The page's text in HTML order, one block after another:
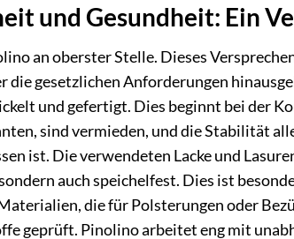
und Gesundheit: Ein
an oberster Stelle. Dieses
gesetzlichen Anforderungen
und gefertigt. Dies beginnt bei der
sind vermieden, und die Stabilität
ist. Die verwendeten Lacke und
auch speichelfest. Dies ist
die für Polsterungen oder
geprüft. Pinolino arbeitet eng mit